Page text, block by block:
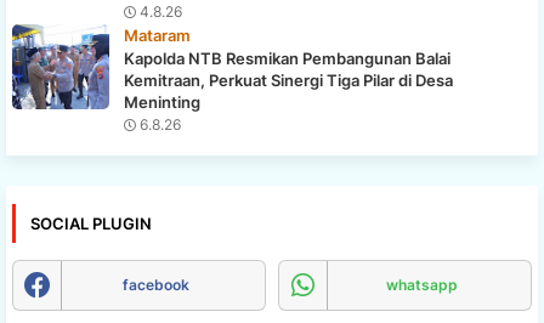
4.8.26
Mataram
Kapolda NTB Resmikan Pembangunan Balai
Kemitraan, Perkuat Sinergi Tiga Pilar di Desa
Meninting
6.8.26
SOCIAL PLUGIN
facebook whatsapp